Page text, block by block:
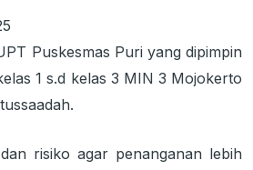
Puskesmas Puri yang dipimpin
1 s.d kelas 3 MIN 3 Mojokerto
risiko agar penanganan lebih